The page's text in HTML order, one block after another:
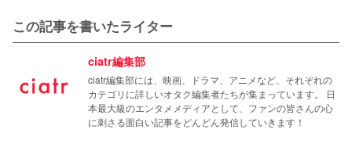
この記事を書いたライター
ciatr編集部
ciatr編集部には、映画、ドラマ、アニメなど、それぞれの
カテゴリに詳しいオタク編集者たちが集まっています。 日
本最大級のエンタメメディアとして、ファンの皆さんの心
に刺さる面白い記事をどんどん発信していきます！